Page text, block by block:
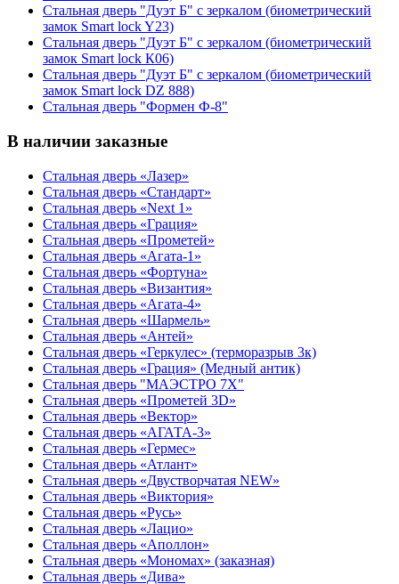
Стальная дверь "Дуэт Б" с зеркалом (биометрический
замок Smart lock Y23)
Стальная дверь "Дуэт Б" с зеркалом (биометрический
замок Smart lock К06)
Стальная дверь "Дуэт Б" с зеркалом (биометрический
замок Smart lock DZ 888)
Стальная дверь "Формен Ф-8"
В наличии заказные
Стальная дверь «Лазер»
Стальная дверь «Стандарт»
Стальная дверь «Next 1»
Стальная дверь «Гpация»
Стальная дверь «Прометей»
Стальная дверь «Агата-1»
Стальная дверь «Фортуна»
Стальная дверь «Византия»
Стальная дверь «Агата-4»
Стальная дверь «Шармель»
Стальная дверь «Антей»
Стальная дверь «Геркулес» (терморазрыв 3к)
Стальная дверь «Грация» (Медный антик)
Стальная дверь "МАЭСТРО 7Х"
Стальная дверь «Прометей 3D»
Стальная дверь «Вектор»
Стальная дверь «АГАТА-3»
Стальная дверь «Гермес»
Стальная дверь «Атлант»
Стальная дверь «Двустворчатая NEW»
Стальная дверь «Виктория»
Стальная дверь «Русь»
Стальная дверь «Лацио»
Стальная дверь «Аполлон»
Стальная дверь «Мономах» (заказная)
Стальная дверь «Дива»